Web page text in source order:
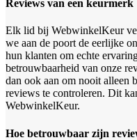
Reviews van een keurmerk
Elk lid bij WebwinkelKeur
we aan de poort de eerlijke
hun klanten om echte
betrouwbaarheid van onze
dan ook aan om nooit alleen
reviews te controleren. Dit
WebwinkelKeur.
Hoe betrouwbaar zijn